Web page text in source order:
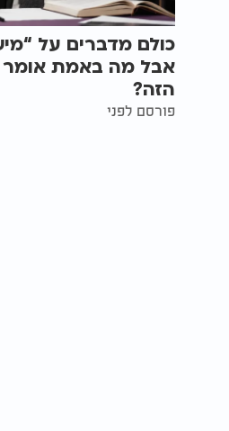
כולם מדברים על
אבל מה באמת
הזה?
פורסם לפני